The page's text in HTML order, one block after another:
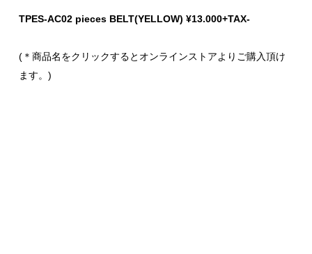
TPES-AC02 pieces BELT(YELLOW) ¥13.000+TAX-
(＊商品名をクリックするとオンラインストアよりご購入頂け
ます。)